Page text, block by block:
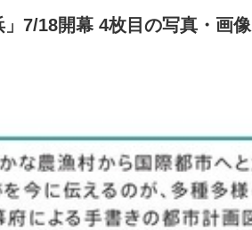
7/18開幕 4枚目の写真・画像